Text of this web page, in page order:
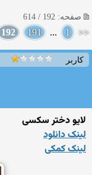
صفحه: 192 / 614
<<
1
...
191
192
کاربر
لایو دختر سکسی
لینک دانلود
لینک کمکی